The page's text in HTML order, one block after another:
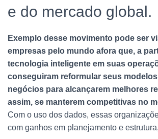
e do mercado global.
Exemplo desse movimento pode ser
empresas pelo mundo afora que, a
tecnologia inteligente em suas
conseguiram reformular seus
negócios para alcançarem melhores
assim, se manterem competitivas no
Com o uso dos dados, essas
com ganhos em planejamento e